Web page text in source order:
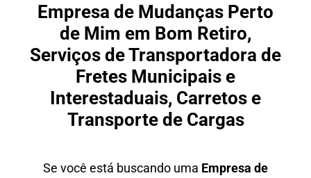
Empresa de Mudanças Perto
de Mim em Bom Retiro,
Serviços de Transportadora de
Fretes Municipais e
Interestaduais, Carretos e
Transporte de Cargas
Se você está buscando uma Empresa de